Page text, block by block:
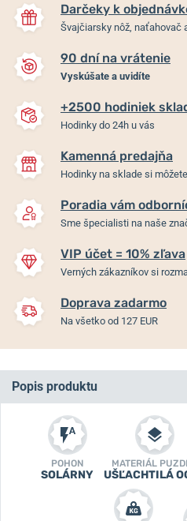
Darčeky k
Švajčiarsky nôž, naťahovač
90 dní na vrátenie
Vyskúšate a uvidíte
+2500 hodiniek
Hodinky do 24h u vás
Kamenná predajňa
Hodinky na sklade si
Poradia vám
Sme špecialisti na naše
VIP účet = 10% zľava
Verných zákazníkov si
Doprava zadarmo
Na všetko od 127 EUR
Popis produktu
POHON
SOLÁRNY
MATERIÁL
UŠĽACHTILÁ